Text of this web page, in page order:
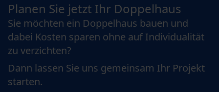
Planen Sie jetzt Ihr Doppelhaus
Sie möchten ein Doppelhaus bauen und
dabei Kosten sparen ohne auf Individualität
zu verzichten?
Dann lassen Sie uns gemeinsam Ihr Projekt
starten.